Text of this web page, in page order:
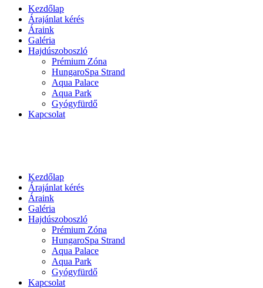
Kezdőlap
Árajánlat kérés
Áraink
Galéria
Hajdúszoboszló
Prémium Zóna
HungaroSpa Strand
Aqua Palace
Aqua Park
Gyógyfürdő
Kapcsolat
Kezdőlap
Árajánlat kérés
Áraink
Galéria
Hajdúszoboszló
Prémium Zóna
HungaroSpa Strand
Aqua Palace
Aqua Park
Gyógyfürdő
Kapcsolat